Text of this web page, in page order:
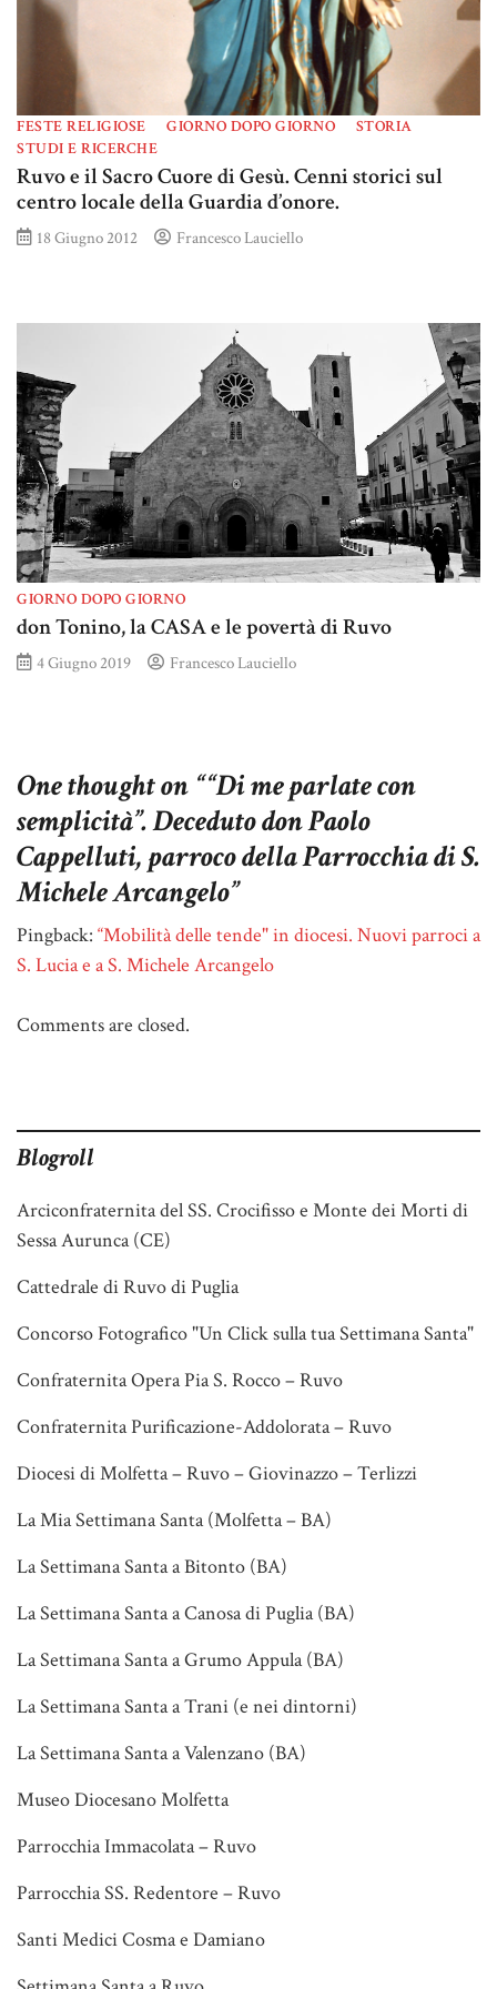
FESTE RELIGIOSE GIORNO DOPO GIORNO
STORIA
STUDI E RICERCHE
Ruvo e il Sacro Cuore di Gesù. Cenni storici sul
centro locale della Guardia d’onore.
18 Giugno 2012 Francesco Lauciello
GIORNO DOPO GIORNO
don Tonino, la CASA e le povertà di Ruvo
4 Giugno 2019 Francesco Lauciello
One thought on ““Di me parlate con
semplicità”. Deceduto don Paolo
Cappelluti, parroco della Parrocchia di S.
Michele Arcangelo”
Pingback: “Mobilità delle tende" in diocesi. Nuovi parroci a
S. Lucia e a S. Michele Arcangelo
Comments are closed.
Blogroll
Arciconfraternita del SS. Crocifisso e Monte dei Morti di
Sessa Aurunca (CE)
Cattedrale di Ruvo di Puglia
Concorso Fotografico "Un Click sulla tua Settimana Santa"
Confraternita Opera Pia S. Rocco – Ruvo
Confraternita Purificazione-Addolorata – Ruvo
Diocesi di Molfetta – Ruvo – Giovinazzo – Terlizzi
La Mia Settimana Santa (Molfetta – BA)
La Settimana Santa a Bitonto (BA)
La Settimana Santa a Canosa di Puglia (BA)
La Settimana Santa a Grumo Appula (BA)
La Settimana Santa a Trani (e nei dintorni)
La Settimana Santa a Valenzano (BA)
Museo Diocesano Molfetta
Parrocchia Immacolata – Ruvo
Parrocchia SS. Redentore – Ruvo
Santi Medici Cosma e Damiano